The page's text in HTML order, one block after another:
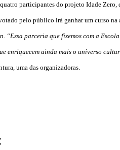
participantes do projeto Idade
pelo público irá ganhar um curso na
. “Essa parceria que fizemos com a
enriquecem ainda mais o universo
uma das organizadoras.